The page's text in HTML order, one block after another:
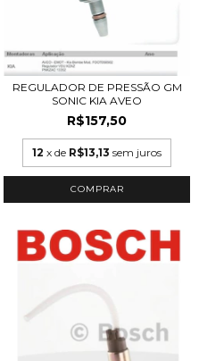
REGULADOR DE PRESSÃO GM
SONIC KIA AVEO
R$157,50
12 x de R$13,13 sem juros